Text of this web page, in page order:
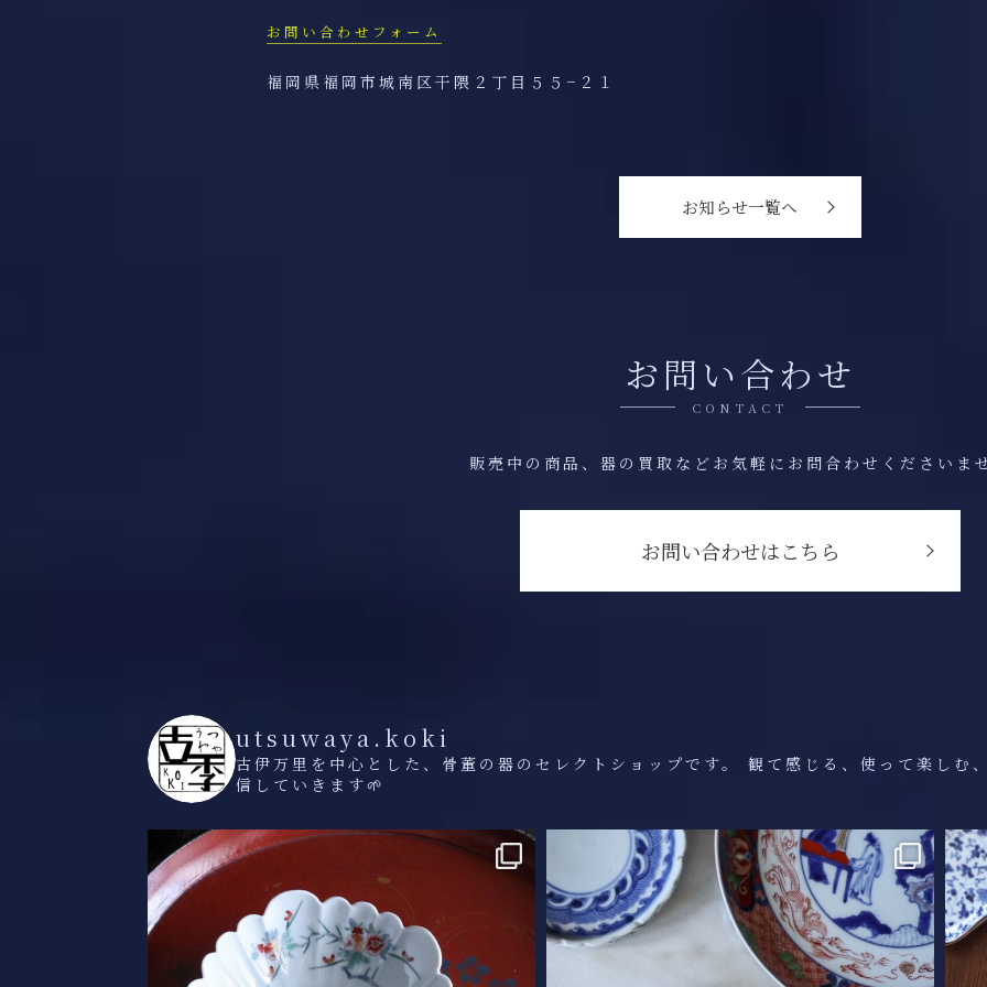
お問い合わせフォーム
福岡県福岡市城南区干隈２丁目５５−２１
お知らせ一覧へ
お問い合わせ
CONTACT
販売中の商品、器の買取などお気軽にお問合わせくださいま
お問い合わせはこちら
utsuwaya.koki
古伊万里を中心とした、骨董の器のセレクトショップです。
観て感じる、使って楽しむ
信していきます🌱